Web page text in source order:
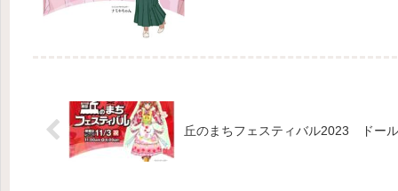
丘のまちフェスティバル2023 ドー